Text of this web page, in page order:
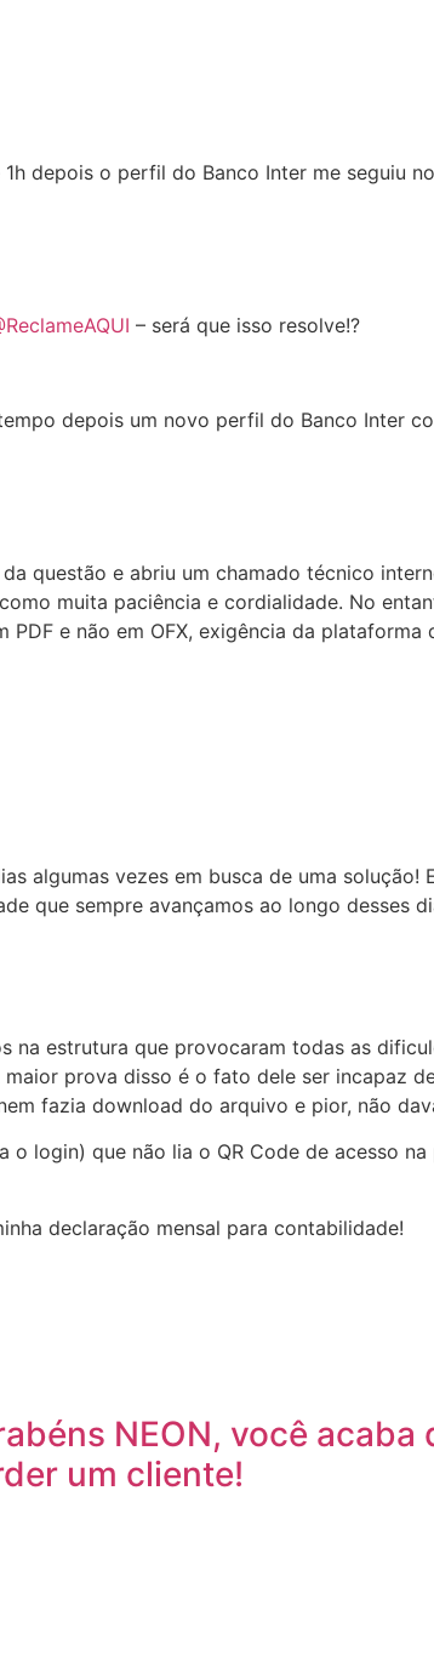
depois o perfil do Banco Inter me seguiu
– será que isso resolve!?
depois um novo perfil do Banco Inter
questão e abriu um chamado técnico
muita paciência e cordialidade. No
e não em OFX, exigência da plataforma
algumas vezes em busca de uma solução!
que sempre avançamos ao longo desses
na estrutura que provocaram todas as
prova disso é o fato dele ser incapaz
fazia download do arquivo e pior, não
login) que não lia o QR Code de acesso
declaração mensal para contabilidade!
NEON, você acaba
um cliente!